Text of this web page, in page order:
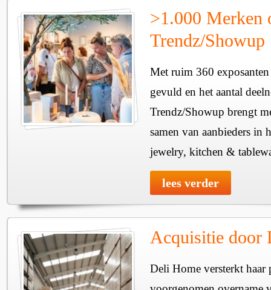
>1.000 Merken
Trendz/Showup
Met ruim 360
gevuld en het aantal
Trendz/Showup brengt
samen van aanbieders in
jewelry, kitchen &
lees verder
Acquisitie door
Deli Home versterkt haar